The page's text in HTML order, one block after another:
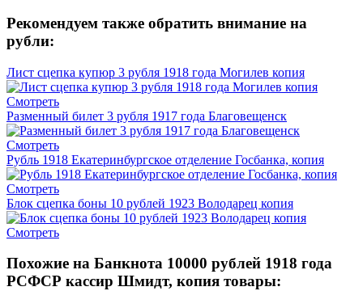
Рекомендуем также обратить внимание на
рубли:
Лист сцепка купюр 3 рубля 1918 года Могилев копия
Смотреть
Разменный билет 3 рубля 1917 года Благовещенск
Смотреть
Рубль 1918 Екатеринбургское отделение Госбанка, копия
Смотреть
Блок сцепка боны 10 рублей 1923 Володарец копия
Смотреть
Похожие на Банкнота 10000 рублей 1918 года
РСФСР кассир Шмидт, копия товары: